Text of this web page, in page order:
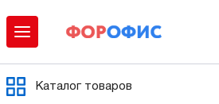
Каталог товаров